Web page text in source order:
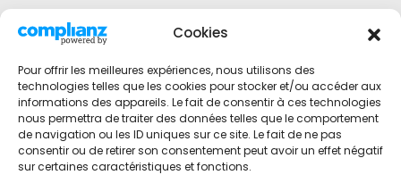
Cookies
Pour offrir les meilleures expériences, nous utilisons des
technologies telles que les cookies pour stocker et/ou accéder aux
informations des appareils. Le fait de consentir à ces technologies
nous permettra de traiter des données telles que le comportement
de navigation ou les ID uniques sur ce site. Le fait de ne pas
consentir ou de retirer son consentement peut avoir un effet négatif
sur certaines caractéristiques et fonctions.